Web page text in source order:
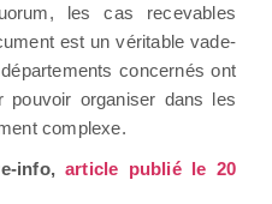
les cas recevables
est un véritable vade-
concernés ont
pouvoir organiser dans les
complexe.
info,article publié le 20